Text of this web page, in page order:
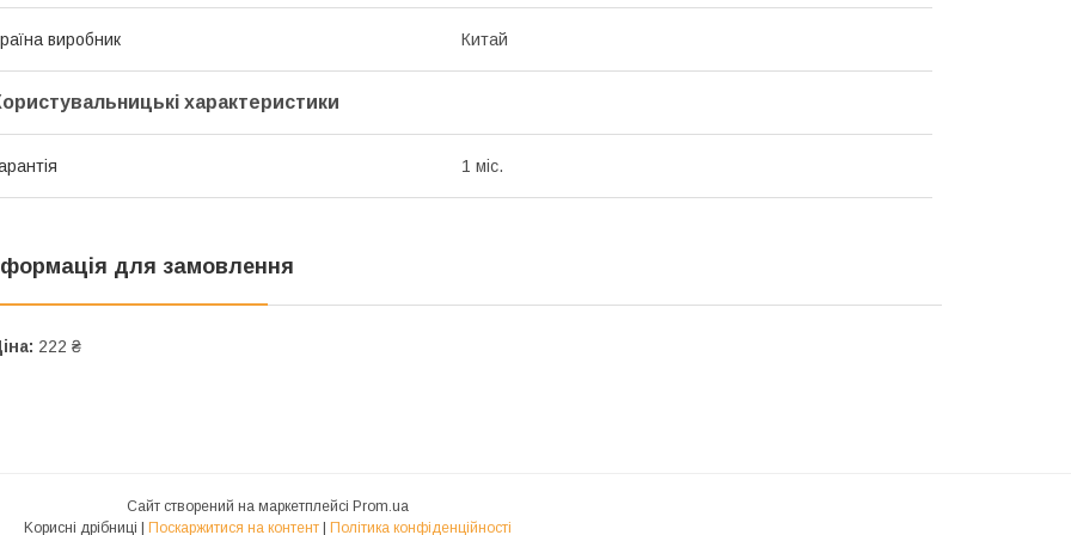
виробник Китай
характеристики
1 міс.
для замовлення
222 ₴
Сайт створений на маркетплейсі Prom.ua
Kорисні дрібниці | Поскаржитися на контент | Політика конфіденційності